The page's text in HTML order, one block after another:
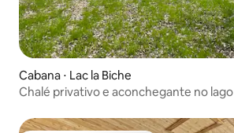
Cabana ⋅ Lac la Biche
Chalé privativo e aconchegante no lago